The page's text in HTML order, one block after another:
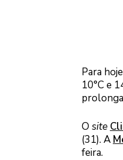
Para
10°C e
O site
(31). A
feira.